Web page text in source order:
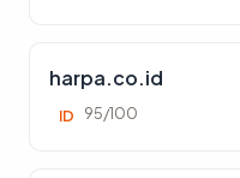
harpa.co.id
ID 95/100